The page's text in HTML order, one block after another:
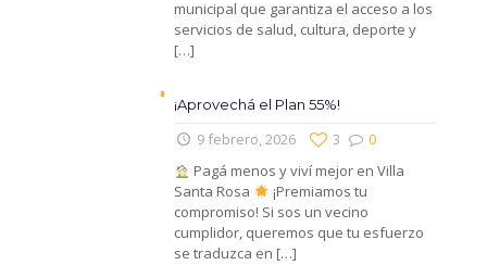
municipal que garantiza el acceso a los
servicios de salud, cultura, deporte y
[…]
¡Aprovechá el Plan 55%!
9 febrero, 2026 0
3
Pagá menos y viví mejor en Villa
Santa Rosa
¡Premiamos tu
compromiso! Si sos un vecino
cumplidor, queremos que tu esfuerzo
se traduzca en […]